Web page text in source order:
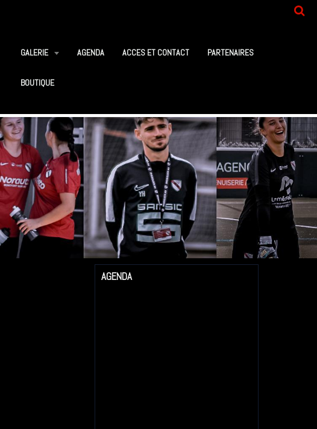
GALERIE AGENDA ACCES ET CONTACT PARTENAIRES
BOUTIQUE
AGENDA